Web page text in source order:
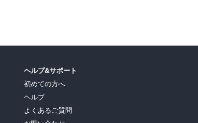
ヘルプ&サポート
初めての方へ
ヘルプ
よくあるご質問